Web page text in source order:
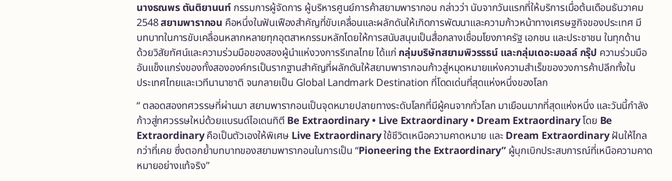
นางธณพร ตันติยานนท์ กรรมการผู้จัดการ ผู้บริหารศูนย์การค้าสยามพารากอน กล่าวว่า นับจากวันแรกที่ให้บริการเมื่อต้นเดือนธันวาคม
2548สยามพารากอน คือหนึ่งในฟันเฟืองสำคัญที่ขับเคลื่อนและผลักดันให้เกิดการพัฒนาและความก้าวหน้าทางเศรษฐกิจของประเทศ มี
บทบาทในการขับเคลื่อนหลากหลายทุกอุตสาหกรรมหลักโดยให้การสนับสนุนเป็นสื่อกลางเชื่อมโยงภาครัฐ เอกชน และประชาชน ในทุกด้าน
ด้วยวิสัยทัศน์และความร่วมมือของสองผู้นำแห่งวงการรีเทลไทย ได้แก่ กลุ่มบริษัทสยามพิวรรธน์ และกลุ่มเดอะมอลล์ กรุ๊ป ความร่วมมือ
อันแข็งแกร่งของทั้งสององค์กรเป็นรากฐานสำคัญที่ผลักดันให้สยามพารากอนก้าวสู่หมุดหมายแห่งความสำเร็ขของวงการค้าปลีกทั้งใน
ประเทศไทยและเวทีนานาชาติ จนกลายเป็น Global Landmark Destination ที่โดดเด่นที่สุดแห่งหนึ่งของโลก
“ ตลอดสองทศวรรษที่ผ่านมา สยามพารากอนเป็นจุดหมายปลายทางระดับโลกที่มีผู้คนจากทั่วโลก มาเยือนมากที่สุดแห่งหนึ่ง และวันนี้กำลัง
ก้าวสู่ทศวรรษใหม่ด้วยแบรนด์ไอเดนทิตี Be Extraordinary • Live Extraordinary • Dream Extraordinaryโดย Be
Extraordinaryคือเป็นตัวเองให้พิเศษ Live Extraordinaryใช้ชีวิตเหนือความคาดหมาย และ Dream Extraordinaryฝันให้ไกล
กว่าที่เคย ซึ่งตอกย้ำบทบาทของสยามพารากอนในการเป็น “Pioneering the Extraordinary”ผู้บุกเบิกประสบการณ์ที่เหนือความคาด
หมายอย่างแท้จริง”